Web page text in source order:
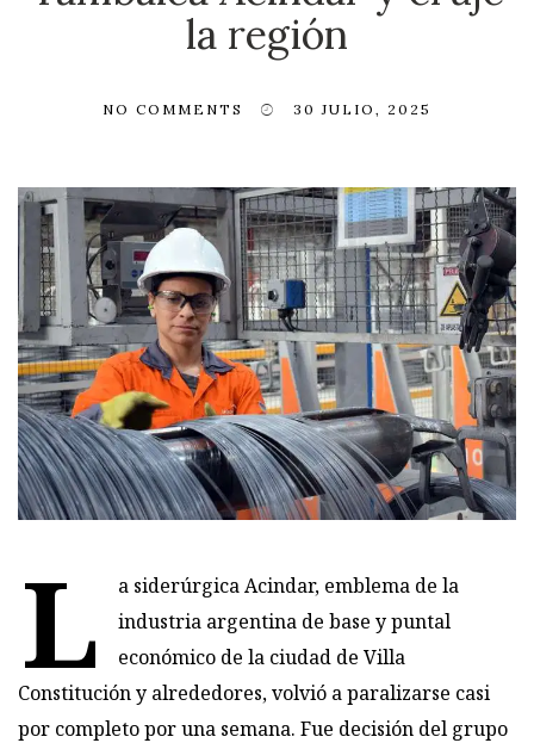
la región
NO COMMENTS 30 JULIO, 2025
L
a siderúrgica Acindar, emblema de la
industria argentina de base y puntal
económico de la ciudad de Villa
Constitución y alrededores, volvió a paralizarse casi
por completo por una semana. Fue decisión del grupo